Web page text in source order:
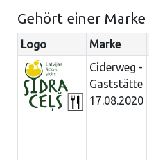
Gehört einer Marke
Logo Marke
Ciderweg -
Gaststätte
17.08.2020